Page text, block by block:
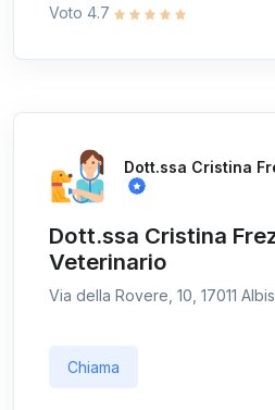
Voto 4.7
Dott.ssa Cristina
Dott.ssa Cristina
Veterinario
Via della Rovere, 10, 17011
Chiama